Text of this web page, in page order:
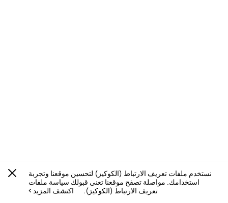
نستخدم ملفات تعريف الارتباط (الكوكيز) لتحسين موقعنا وتجربة
استخدامك. مواصلة تصفح موقعنا تعني قبولك سياسة ملفات
تعريف الارتباط (الكوكيز).
اكتشف المزيد